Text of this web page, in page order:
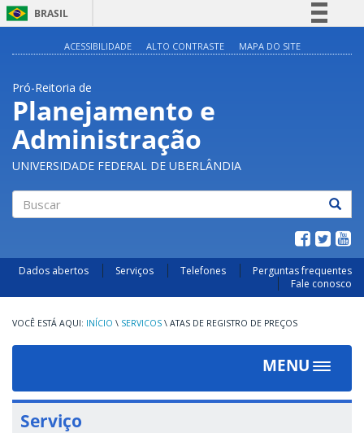
BRASIL
Acesso à informação
ACESSIBILIDADE ALTO CONTRASTE MAPA DO SITE
Pró-Reitoria de
Planejamento e
Administração
UNIVERSIDADE FEDERAL DE UBERLÂNDIA
Dados abertos Serviços Telefones
Perguntas frequentes
Fale conosco
INÍCIO \ SERVICOS \ ATAS DE REGISTRO DE PREÇOS
MENU
Toggle
Serviço